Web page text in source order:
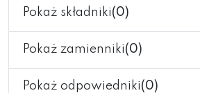
Pokaż składniki(0)
Pokaż zamienniki(0)
Pokaż odpowiedniki(0)